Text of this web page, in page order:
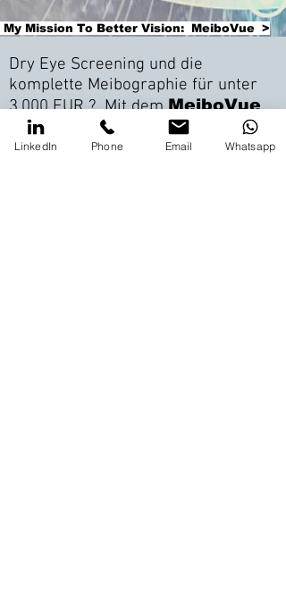
My Mission To Better Vision: MeiboVue >
Dry Eye Screening und die
komplette Meibographie für unter
3.000 EUR ? Mit demMeiboVue
Screening Pack von Visu Science
bieten wir eine kostengünstige und
LinkedIn Phone Email Whatsapp